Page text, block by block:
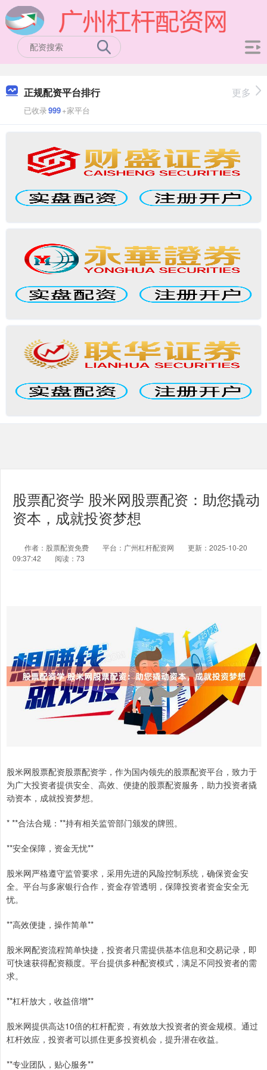
正规配资平台排行
已收录999+家平台
更多
股票配资学 股米网股票配资：助您撬动
资本，成就投资梦想
作者：股票配资免费 平台：广州杠杆配资网
更新：2025-10-20
09:37:42
阅读：73
股米网股票配资股票配资学，作为国内领先的股票配资平台，致力于
为广大投资者提供安全、高效、便捷的股票配资服务，助力投资者撬
动资本，成就投资梦想。
* **合法合规：**持有相关监管部门颁发的牌照。
**安全保障，资金无忧**
股米网严格遵守监管要求，采用先进的风险控制系统，确保资金安
全。平台与多家银行合作，资金存管透明，保障投资者资金安全无
忧。
**高效便捷，操作简单**
股米网配资流程简单快捷，投资者只需提供基本信息和交易记录，即
可快速获得配资额度。平台提供多种配资模式，满足不同投资者的需
求。
**杠杆放大，收益倍增**
股米网提供高达10倍的杠杆配资，有效放大投资者的资金规模。通过
杠杆效应，投资者可以抓住更多投资机会，提升潜在收益。
**专业团队，贴心服务**